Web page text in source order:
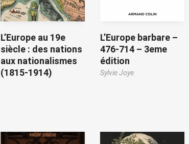
L’Europe au 19e
siècle : des nations
aux nationalismes
(1815-1914)
L’Europe barbare –
476-714 – 3eme
édition
Sylvie Joye